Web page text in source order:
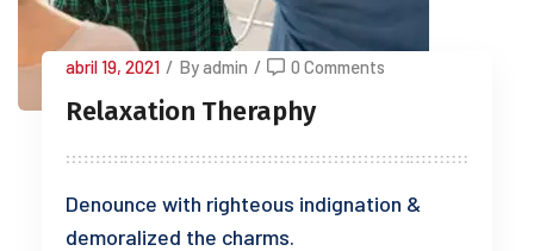
abril 19, 2021 / By admin / 0 Comments
Relaxation Theraphy
Denounce with righteous indignation &
demoralized the charms.